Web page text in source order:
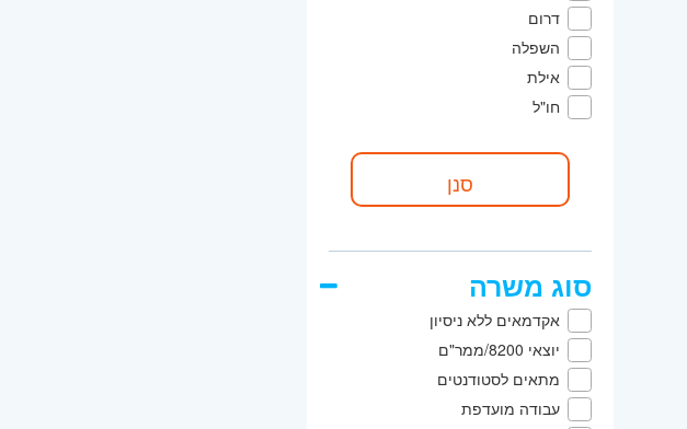
דרום
השפלה
אילת
חו"ל
סוג משרה
אקדמאים ללא ניסיון
יוצאי 8200/ממר"ם
מתאים לסטודנטים
עבודה מועדפת